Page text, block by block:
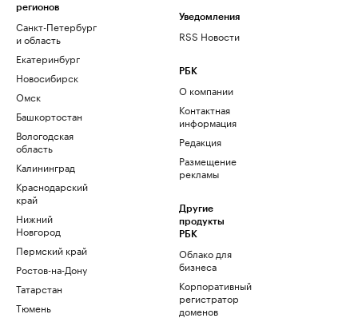
регионов
Санкт-Петербург
и область
Екатеринбург
Новосибирск
Омск
Башкортостан
Вологодская
область
Калининград
Краснодарский
край
Нижний
Новгород
Пермский край
Ростов-на-Дону
Татарстан
Тюмень
Уведомления
RSS Новости
РБК
О компании
Контактная
информация
Редакция
Размещение
рекламы
Другие
продукты
РБК
Облако для
бизнеса
Корпоративный
регистратор
доменов